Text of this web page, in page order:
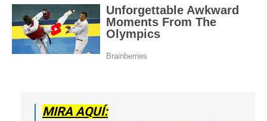
MIRA AQUÍ: